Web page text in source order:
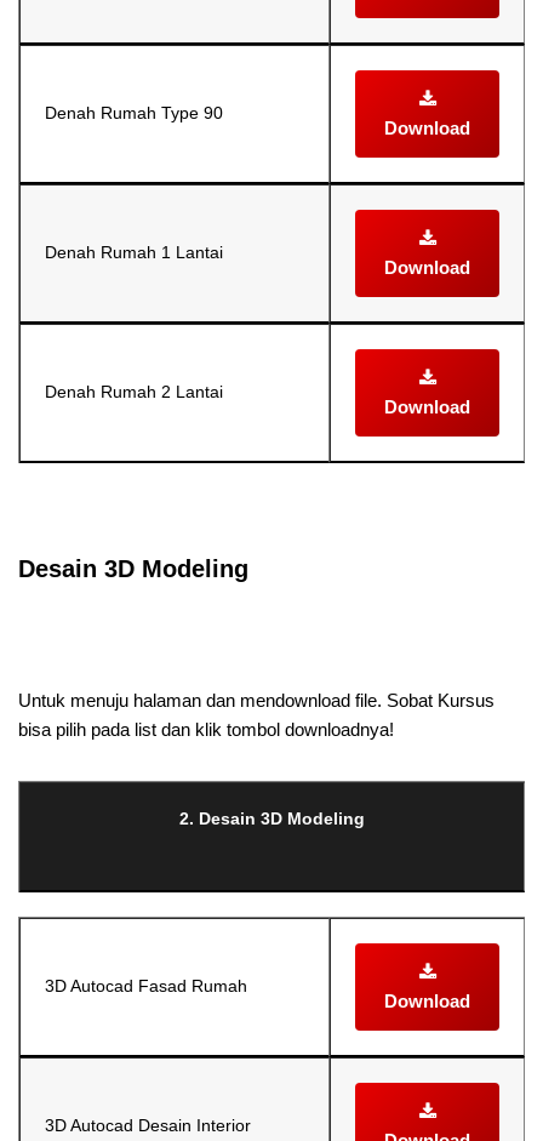
Denah Rumah Type 90
Download
Denah Rumah 1 Lantai
Download
Denah Rumah 2 Lantai
Download
Desain 3D Modeling
Untuk menuju halaman dan mendownload file. Sobat Kursus
bisa pilih pada list dan klik tombol downloadnya!
2. Desain 3D Modeling
3D Autocad Fasad Rumah
Download
3D Autocad Desain Interior